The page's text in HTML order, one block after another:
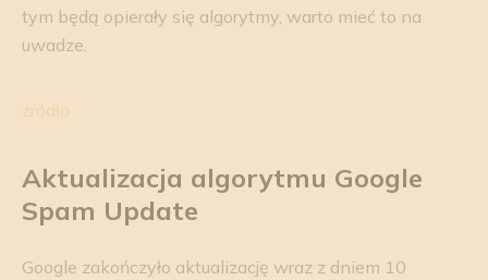
tym będą opierały się algorytmy, warto mieć to na
uwadze.
źródło
Aktualizacja algorytmu Google
Spam Update
Google zakończyło aktualizację wraz z dniem 10